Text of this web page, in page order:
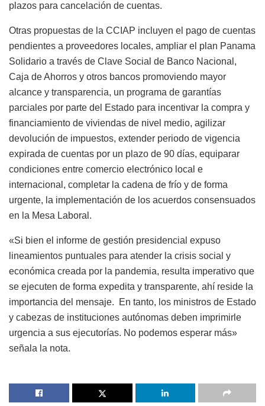
plazos para cancelación de cuentas.
Otras propuestas de la CCIAP incluyen el pago de cuentas
pendientes a proveedores locales, ampliar el plan Panama
Solidario a través de Clave Social de Banco Nacional,
Caja de Ahorros y otros bancos promoviendo mayor
alcance y transparencia, un programa de garantías
parciales por parte del Estado para incentivar la compra y
financiamiento de viviendas de nivel medio, agilizar
devolución de impuestos, extender periodo de vigencia
expirada de cuentas por un plazo de 90 días, equiparar
condiciones entre comercio electrónico local e
internacional, completar la cadena de frío y de forma
urgente, la implementación de los acuerdos consensuados
en la Mesa Laboral.
«Si bien el informe de gestión presidencial expuso
lineamientos puntuales para atender la crisis social y
económica creada por la pandemia, resulta imperativo que
se ejecuten de forma expedita y transparente, ahí reside la
importancia del mensaje. En tanto, los ministros de Estado
y cabezas de instituciones autónomas deben imprimirle
urgencia a sus ejecutorías. No podemos esperar más»
señala la nota.